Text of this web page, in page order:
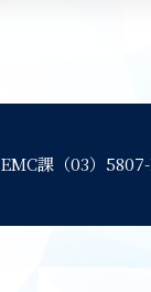
課（03）5807-